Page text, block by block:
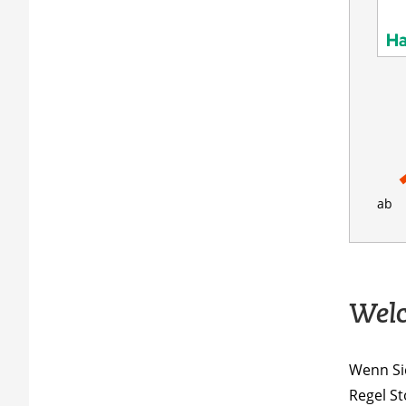
ab
Wenn
Regel